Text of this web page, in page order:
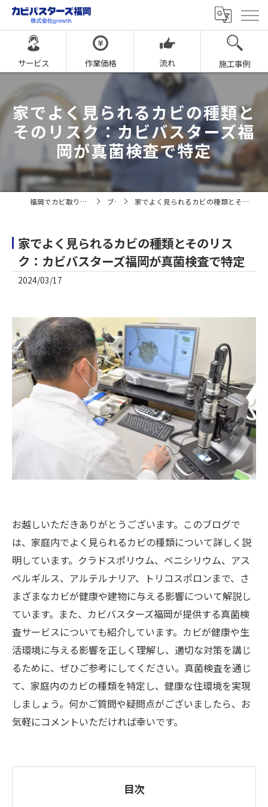
サービス 作業価格 流れ 施工事例
家でよく見られるカビの種類と
そのリスク：カビバスターズ福
岡が真菌検査で特定
福岡でカビ取りならカビバスターズ福岡 ブログ 家でよく見られるカビの種類とそのリスク：カビバスターズ福岡が真菌検査で特定
家でよく見られるカビの種類とそのリス
ク：カビバスターズ福岡が真菌検査で特定
2024/03/17
お越しいただきありがとうございます。このブログで
は、家庭内でよく見られるカビの種類について詳しく説
明しています。クラドスポリウム、ペニシリウム、アス
ペルギルス、アルテルナリア、トリコスポロンまで、さ
まざまなカビが健康や建物に与える影響について解説し
ています。また、カビバスターズ福岡が提供する真菌検
査サービスについても紹介しています。カビが健康や生
活環境に与える影響を正しく理解し、適切な対策を講じ
るために、ぜひご参考にしてください。真菌検査を通じ
て、家庭内のカビの種類を特定し、健康な住環境を実現
しましょう。何かご質問や疑問点がございましたら、お
気軽にコメントいただければ幸いです。
目次